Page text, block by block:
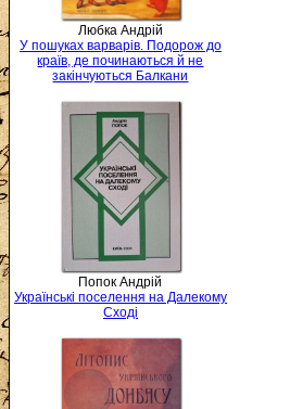
Любка Андрій
У пошуках варварів. Подорож до
країв, де починаються й не
закінчуються Балкани
Попок Андрій
Українські поселення на Далекому
Сході